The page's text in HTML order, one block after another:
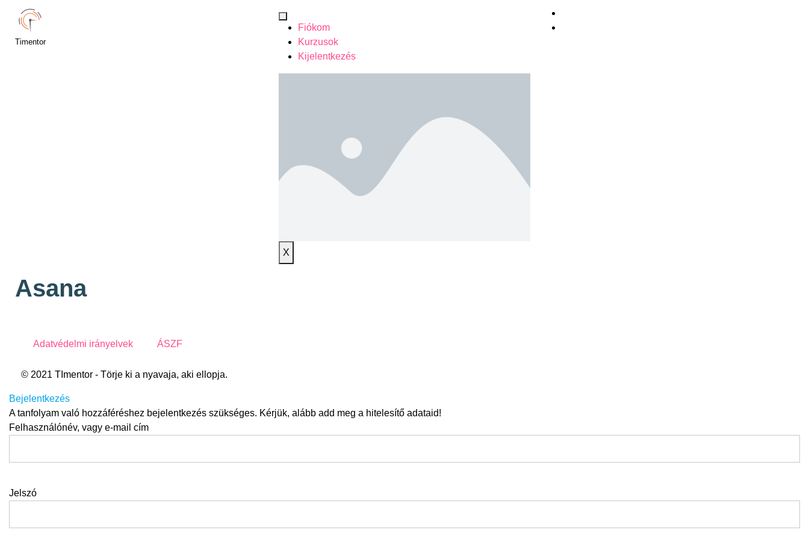
Timentor
Fiókom
Kurzusok
Kijelentkezés
X
Asana
Adatvédelmi irányelvek ÁSZF
© 2021 TImentor - Törje ki a nyavaja, aki ellopja.
Bejelentkezés
A tanfolyam való hozzáféréshez bejelentkezés szükséges. Kérjük, alább add meg a hitelesítő adataid!
Felhasználónév, vagy e-mail cím
Jelszó